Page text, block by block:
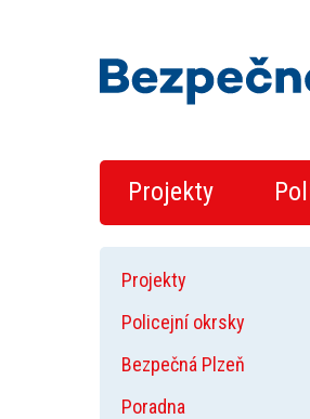
Projekty
Projekty
Policejní okrsky
Bezpečná Plzeň
Poradna